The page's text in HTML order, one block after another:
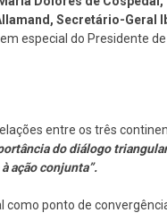
Secretário-Geral
especial do Presidente de
entre os três
do diálogo
ação conjunta”.
ponto de